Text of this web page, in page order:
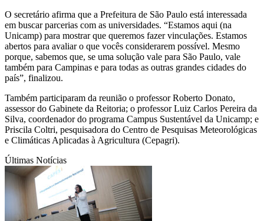
O secretário afirma que a Prefeitura de São Paulo está interessada
em buscar parcerias com as universidades. “Estamos aqui (na
Unicamp) para mostrar que queremos fazer vinculações. Estamos
abertos para avaliar o que vocês considerarem possível. Mesmo
porque, sabemos que, se uma solução vale para São Paulo, vale
também para Campinas e para todas as outras grandes cidades do
país”, finalizou.
Também participaram da reunião o professor Roberto Donato,
assessor do Gabinete da Reitoria; o professor Luiz Carlos Pereira da
Silva, coordenador do programa Campus Sustentável da Unicamp; e
Priscila Coltri, pesquisadora do Centro de Pesquisas Meteorológicas
e Climáticas Aplicadas à Agricultura (Cepagri).
Últimas Notícias